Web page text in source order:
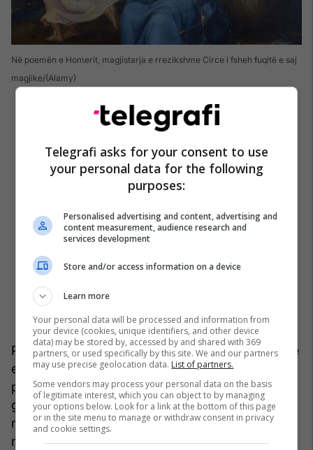
Në poemën e Homerit, magjistarja e rrezikshme Circe i fsheh fuqitë e saj
magjike (Alamy)
Përballë Sirenave shtrihet një livadh i mbushur me
eshtrat e shumë burrave që ishin ndalur më parë
për të dëgjuar këngën e tyre. Odiseu është i
gatshëm ta marrë këtë rrezik: ai u kërkon
njerëzve të tij ta lidhin pas direkut të anijes, që të
mos mund të hidhej në det duke ndjekur muzikën
Telegrafi asks for your consent to use
your personal data for the following
purposes:
Personalised advertising and content, advertising and
content measurement, audience research and
services development
Store and/or access information on a device
Learn more
Your personal data will be processed and information from
your device (cookies, unique identifiers, and other device
data) may be stored by, accessed by and shared with 369
partners, or used specifically by this site. We and our partners
may use precise geolocation data. List of partners.
Some vendors may process your personal data on the basis
of legitimate interest, which you can object to by managing
your options below. Look for a link at the bottom of this page
or in the site menu to manage or withdraw consent in privacy
and cookie settings.